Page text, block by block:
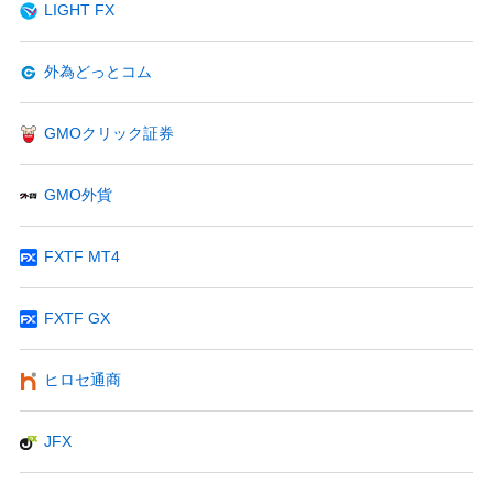
LIGHT FX
外為どっとコム
GMOクリック証券
GMO外貨
FXTF MT4
FXTF GX
ヒロセ通商
JFX